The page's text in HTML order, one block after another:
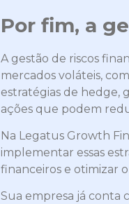
Por fim, a
A gestão de riscos
mercados voláteis,
estratégias de hedge,
ações que podem
Na Legatus Growth
implementar essas
financeiros e otimizar
Sua empresa já conta